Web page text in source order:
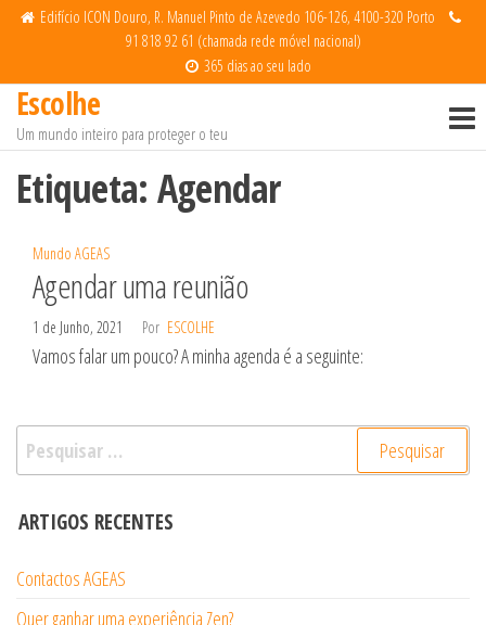
Saltar
conteúdo
Edifício ICON Douro, R. Manuel Pinto de Azevedo 106-126, 4100-320 Porto
91 818 92 61 (chamada rede móvel nacional)
365 dias ao seu lado
Escolhe
Um mundo inteiro para proteger o teu
Etiqueta: Agendar
Mundo AGEAS
Agendar uma reunião
1 de Junho, 2021 Por ESCOLHE
Vamos falar um pouco? A minha agenda é a seguinte:
Pesquisar
por:
ARTIGOS RECENTES
Contactos AGEAS
Quer ganhar uma experiência Zen?